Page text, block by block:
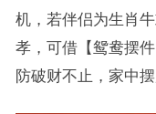
机，若伴侣为生肖
孝，可借【鸳鸯摆
防破财不止，家中